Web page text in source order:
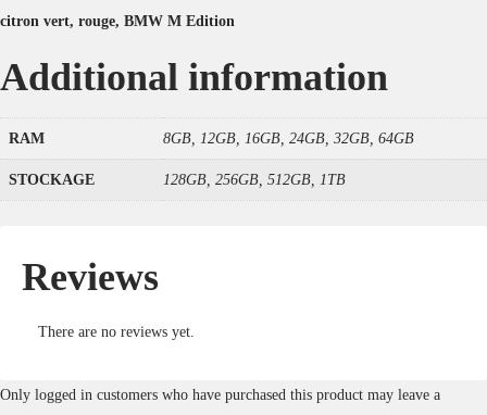
citron vert, rouge, BMW M Edition
Additional information
RAM 8GB, 12GB, 16GB, 24GB, 32GB, 64GB
STOCKAGE 128GB, 256GB, 512GB, 1TB
Reviews
There are no reviews yet.
Only logged in customers who have purchased this product may leave a